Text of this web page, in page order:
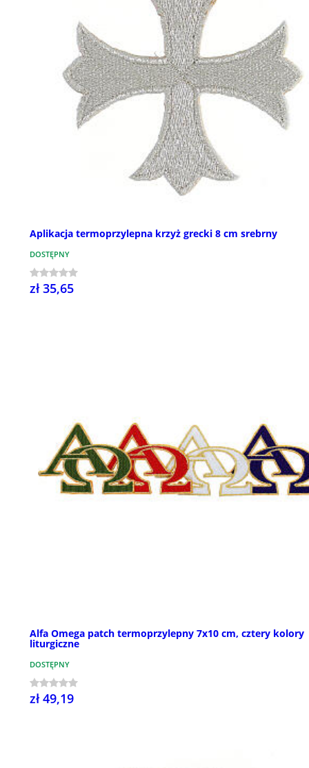
Aplikacja termoprzylepna krzyż grecki 8 cm srebrny
DOSTĘPNY
zł 35,65
Alfa Omega patch termoprzylepny 7x10 cm, cztery kolory
liturgiczne
DOSTĘPNY
zł 49,19